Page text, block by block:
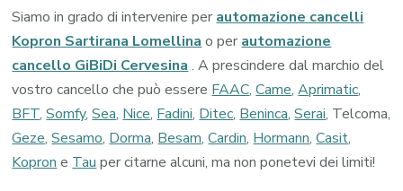
Siamo in grado di intervenire per automazione cancelli
Kopron Sartirana Lomellina o per automazione
cancello GiBiDi Cervesina . A prescindere dal marchio del
vostro cancello che può essere FAAC,Came,Aprimatic,
BFT,Somfy,Sea, Nice, Fadini, Ditec, Beninca,Serai, Telcoma,
Geze,Sesamo, Dorma, Besam,Cardin, Hormann,Casit,
Kopron e Tau per citarne alcuni, ma non ponetevi dei limiti!